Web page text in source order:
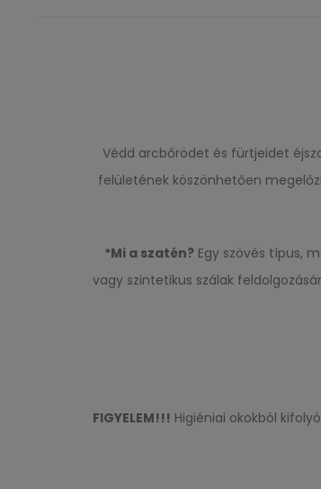
Védd arcbőrödet és fürtjeidet
felületének köszönhetően
*Mi a szatén?Egy szövés típus,
vagy szintetikus szálak
FIGYELEM!!! Higiéniai okokból